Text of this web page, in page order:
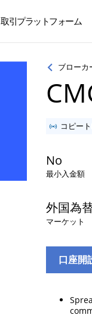
取引プラットフォーム
ブローカ
コピー
No
最小入金額
外国為
マーケット
口座開